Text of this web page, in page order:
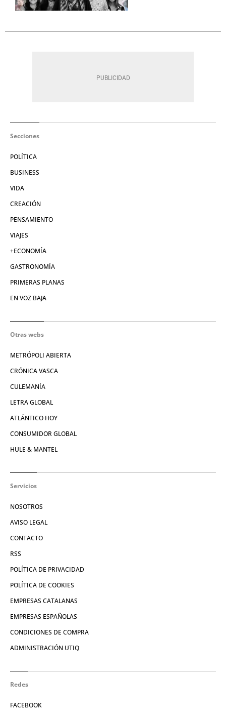
Secciones
POLÍTICA
BUSINESS
VIDA
CREACIÓN
PENSAMIENTO
VIAJES
+ECONOMÍA
GASTRONOMÍA
PRIMERAS PLANAS
EN VOZ BAJA
Otras webs
METRÓPOLI ABIERTA
CRÓNICA VASCA
CULEMANÍA
LETRA GLOBAL
ATLÁNTICO HOY
CONSUMIDOR GLOBAL
HULE & MANTEL
Servicios
NOSOTROS
AVISO LEGAL
CONTACTO
RSS
POLÍTICA DE PRIVACIDAD
POLÍTICA DE COOKIES
EMPRESAS CATALANAS
EMPRESAS ESPAÑOLAS
CONDICIONES DE COMPRA
ADMINISTRACIÓN UTIQ
Redes
FACEBOOK